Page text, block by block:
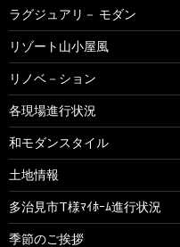
ラグジュアリ－ モダン
リゾート山小屋風
リノベ－ション
各現場進行状況
和モダンスタイル
土地情報
多治見市T様ﾏｲﾎｰﾑ進行状況
季節のご挨拶